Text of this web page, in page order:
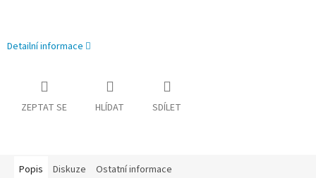
Detailní informace
ZEPTAT SE HLÍDAT SDÍLET
Popis Diskuze Ostatní informace